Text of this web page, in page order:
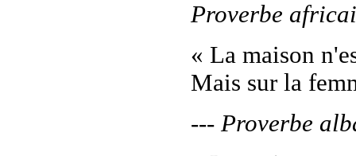
Proverbe
« La maison
Mais sur la
--- Proverbe